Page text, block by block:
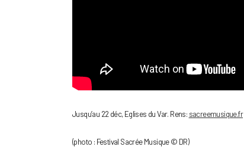
Jusqu’au 22 déc, Eglises du Var. Rens: sacreemusique.fr
(photo : Festival Sacrée Musique © DR)